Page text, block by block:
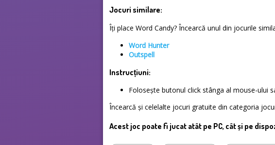
Jocuri similare:
Îți place Word Candy? Încearcă unul din jocurile
Word Hunter
Outspell
Instrucțiuni:
Folosește butonul click stânga al mouse-ului
Încearcă și celelalte jocuri gratuite din categoria
Acest joc poate fi jucat atât pe PC, cât și pe